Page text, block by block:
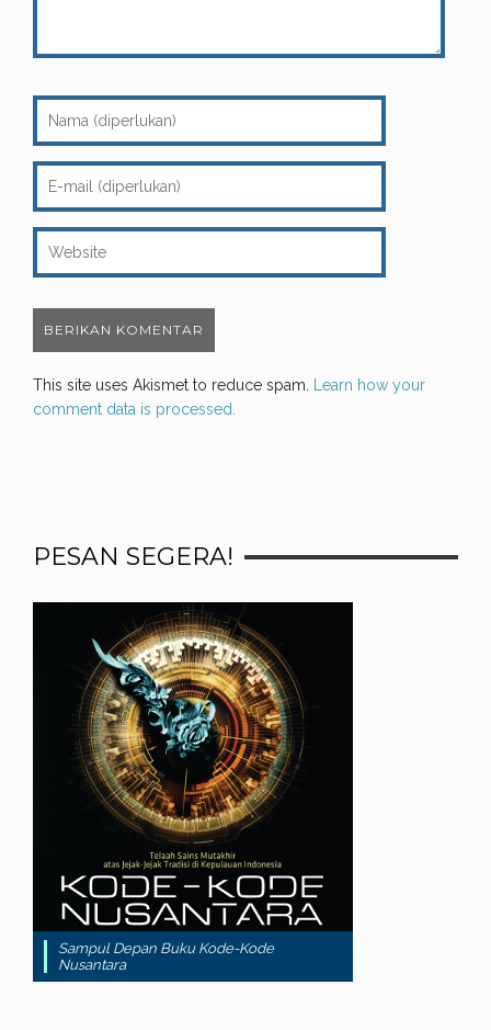
This site uses Akismet to reduce spam. Learn how your
comment data is processed.
PESAN SEGERA!
Sampul Depan Buku Kode-Kode
Nusantara